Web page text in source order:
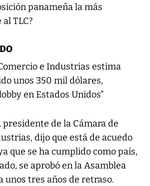
panameña la más
TLC?
e Industrias estima
unos 350 mil dólares,
en Estados Unidos”
de la Cámara de
dijo que está de acuedo
que se ha cumplido como país,
se aprobó en la Asamblea
unos tres años de retraso.